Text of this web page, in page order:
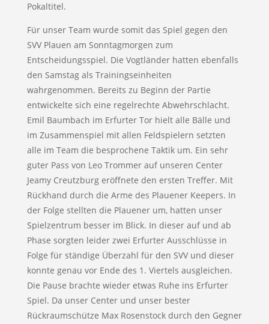
Pokaltitel.
Für unser Team wurde somit das Spiel gegen den
SVV Plauen am Sonntagmorgen zum
Entscheidungsspiel. Die Vogtländer hatten ebenfalls
den Samstag als Trainingseinheiten
wahrgenommen. Bereits zu Beginn der Partie
entwickelte sich eine regelrechte Abwehrschlacht.
Emil Baumbach im Erfurter Tor hielt alle Bälle und
im Zusammenspiel mit allen Feldspielern setzten
alle im Team die besprochene Taktik um. Ein sehr
guter Pass von Leo Trommer auf unseren Center
Jeamy Creutzburg eröffnete den ersten Treffer. Mit
Rückhand durch die Arme des Plauener Keepers. In
der Folge stellten die Plauener um, hatten unser
Spielzentrum besser im Blick. In dieser auf und ab
Phase sorgten leider zwei Erfurter Ausschlüsse in
Folge für ständige Überzahl für den SVV und dieser
konnte genau vor Ende des 1. Viertels ausgleichen.
Die Pause brachte wieder etwas Ruhe ins Erfurter
Spiel. Da unser Center und unser bester
Rückraumschütze Max Rosenstock durch den Gegner